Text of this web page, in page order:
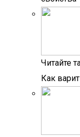
Читайте
Как